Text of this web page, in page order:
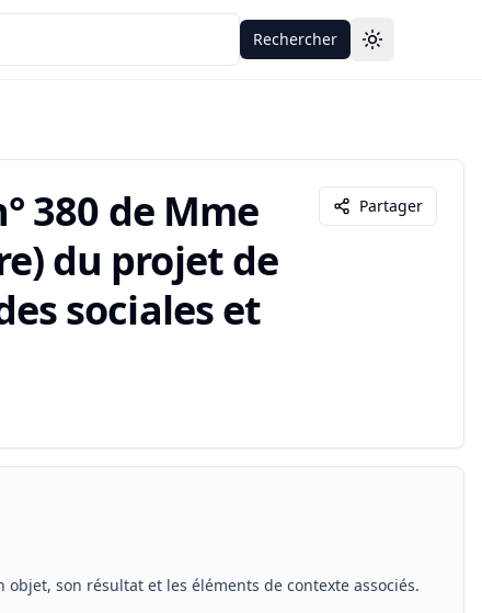
Rechercher Toggle theme
380 de Mme
du projet de
sociales et
Partager
son résultat et les éléments de contexte associés.